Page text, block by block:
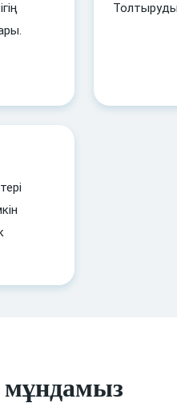
мұндамыз